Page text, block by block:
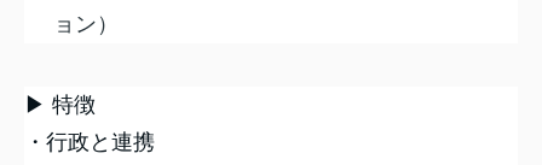
ョン）
▶ 特徴
・行政と連携